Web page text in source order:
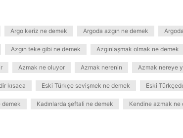
Argo keriz ne demek Argoda azgın ne demek
Azgın teke gibi ne demek Azgınlaşmak olmak ne demek
Azmak ne oluyor Azmak nerenin Azmak nereye
kısaca Eski Türkçe sevişmek ne demek Eski
demek Kadınlarda şeftali ne demek Kendine azmak ne